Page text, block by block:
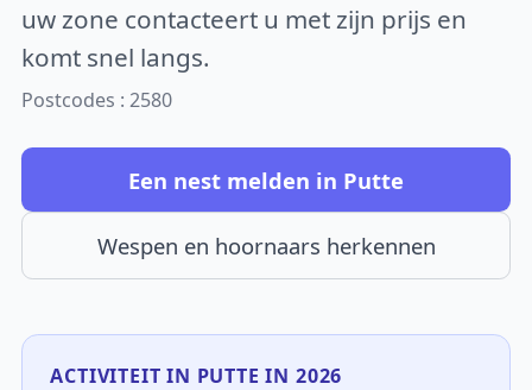
uw zone contacteert u met zijn prijs en
komt snel langs.
Postcodes : 2580
Een nest melden in Putte
Wespen en hoornaars herkennen
ACTIVITEIT IN PUTTE IN 2026